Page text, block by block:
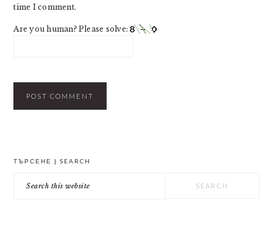
time I comment.
Are you human? Please solve:
ТЪРСЕНЕ | SEARCH
this